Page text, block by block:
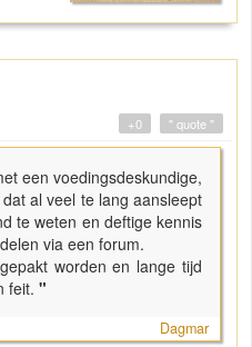
" quote "
+0
een voedingsdeskundige,
al veel te lang aansleept
te weten en deftige kennis
via een forum.
worden en lange tijd
feit. "
Dagmar